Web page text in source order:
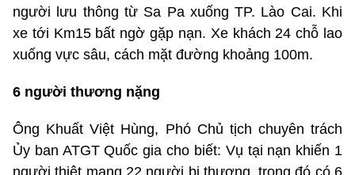
người lưu thông từ Sa Pa xuống TP. Lào Cai. Khi
xe tới Km15 bất ngờ gặp nạn. Xe khách 24 chỗ lao
xuống vực sâu, cách mặt đường khoảng 100m.
6 người thương nặng
Ông Khuất Việt Hùng, Phó Chủ tịch chuyên trách
Ủy ban ATGT Quốc gia cho biết: Vụ tại nạn khiến 1